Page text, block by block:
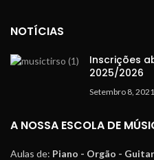
NOTÍCIAS
Inscrições
2025/2026
Setembro 8, 2021
A NOSSA ESCOLA DE
Aulas de: Piano - Orgão -